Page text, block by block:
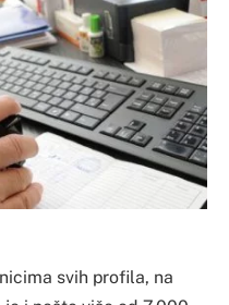
svih profila, na